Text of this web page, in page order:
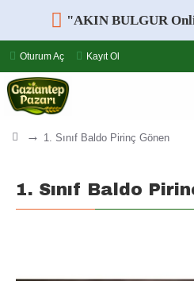
"AKIN BULGUR
Oturum Aç Kayıt Ol
1. Sınıf Baldo Pirinç Gönen
1. Sınıf Baldo